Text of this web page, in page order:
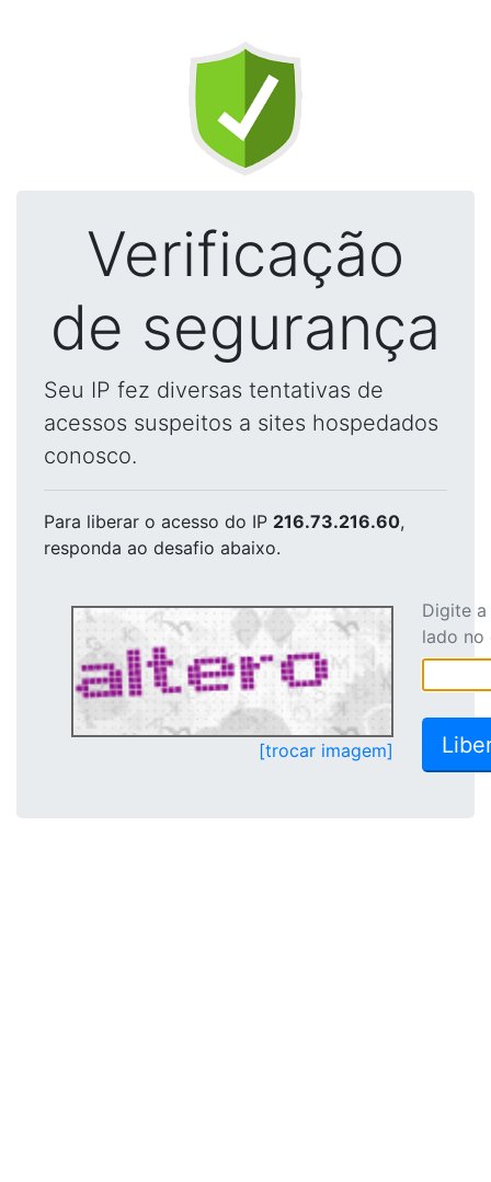
Verificação
de segurança
Seu IP fez diversas tentativas de
acessos suspeitos a sites hospedados
conosco.
Para liberar o acesso do IP 216.73.216.60,
responda ao desafio abaixo.
[trocar imagem]
Digite
lado no